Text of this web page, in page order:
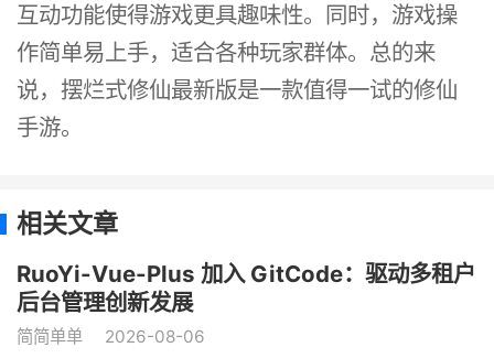
互动功能使得游戏更具趣味性。同时，游戏操
作简单易上手，适合各种玩家群体。总的来
说，摆烂式修仙最新版是一款值得一试的修仙
手游。
相关文章
RuoYi-Vue-Plus 加入 GitCode：驱动多租户
后台管理创新发展
简简单单 2026-08-06